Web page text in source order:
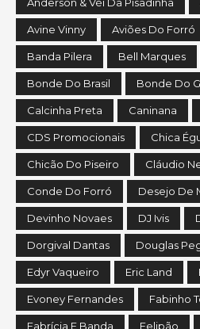
Avine Vinny Aviões Do Forró
Banda Pilera Bell Marques
Bonde Do Brasil Bonde Do
Calcinha Preta Caninana
CDS Promocionais Chica
Chicão Do Piseiro Cláudio
Conde Do Forró Desejo De
Devinho Novaes DJ Ivis
Dorgival Dantas Douglas
Edyr Vaqueiro Eric Land
Evoney Fernandes Fabinho
Fabrícia E Banda Felipão